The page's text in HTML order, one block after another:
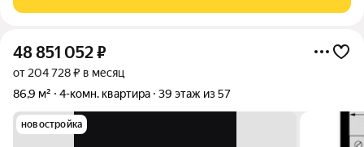
изолированные друг от друга, создают
48 851 052₽
от 204 728 ₽ в месяц
86,9 м²
4-комн. квартира 39 этаж из 57
новостройка